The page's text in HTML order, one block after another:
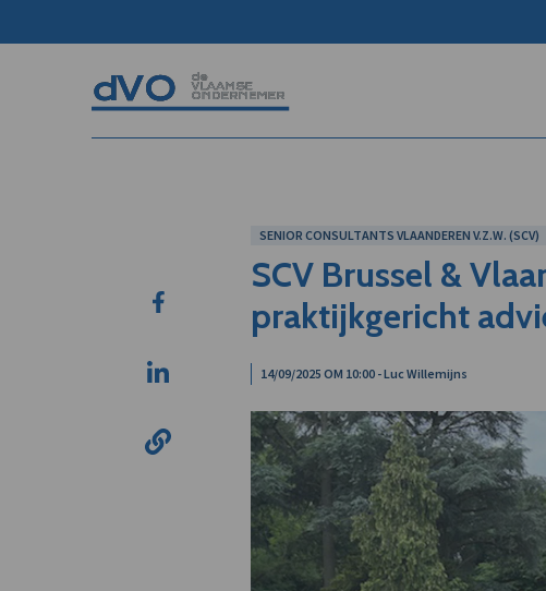
SENIOR CONSULTANTS VLAANDEREN V.Z.W. (SCV)
SCV Brussel &
praktijkgericht
14/09/2025 OM 10:00 - Luc Willemijns